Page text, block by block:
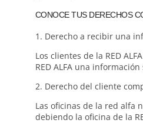
CONOCE TUS DERECHOS
1. Derecho a recibir una
Los clientes de la RED
RED ALFA una
2. Derecho del cliente
Las oficinas de la red alfa
debiendo la oficina de la